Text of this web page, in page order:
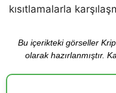
kısıtlamalarla
Bu içerikteki görseller
olarak hazırlanmıştır.